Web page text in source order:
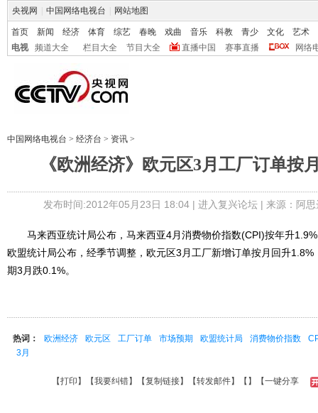
央视网 中国网络电视台 网站地图
首页 新闻 经济 体育 综艺 春晚 戏曲 音乐 科教 青少 文化
艺术
电视
频道大全 栏目大全 节目大全 直播中国 赛事直播 网络
中国网络电视台 > 经济台 > 资讯 >
《欧洲经济》欧元区3月工厂订单按
发布时间:2012年05月23日 18:04 | 进入复兴论坛| 来源：阿
马来西亚统计局公布，马来西亚4月消费物价指数(CPI)按年升1.9%
欧盟统计局公布，经季节调整，欧元区3月工厂新增订单按月回升
期3月跌0.1%。
热词： 欧洲经济 欧元区 工厂订单 市场预期 欧盟统计局 消费物价指数
3月
【打印 】【我要纠错】【复制链接】【转发邮件】【 】 【一键分享